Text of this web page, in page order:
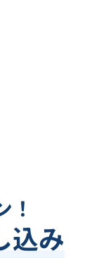
込み